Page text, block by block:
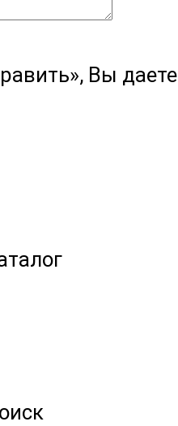
Вы даете